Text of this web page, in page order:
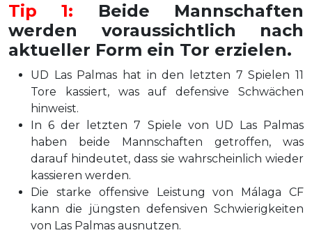
Tip 1: Beide Mannschaften
werden voraussichtlich nach
aktueller Form ein Tor erzielen.
UD Las Palmas hat in den letzten 7 Spielen 11
Tore kassiert, was auf defensive Schwächen
hinweist.
In 6 der letzten 7 Spiele von UD Las Palmas
haben beide Mannschaften getroffen, was
darauf hindeutet, dass sie wahrscheinlich wieder
kassieren werden.
Die starke offensive Leistung von Málaga CF
kann die jüngsten defensiven Schwierigkeiten
von Las Palmas ausnutzen.